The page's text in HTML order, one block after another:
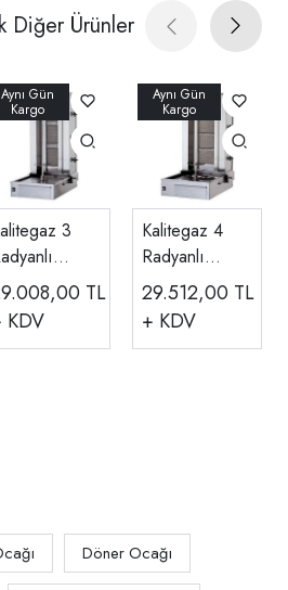
Diğer Ürünler
3
Ocağı,
Alttan Motorlu,
Belgeli
TL
KDV
Kalitegaz 4
Radyanlı
Döner Ocağı,
Alttan Motorlu,
Ce Belgeli
29.512,00 TL
+ KDV
Döner Ocağı